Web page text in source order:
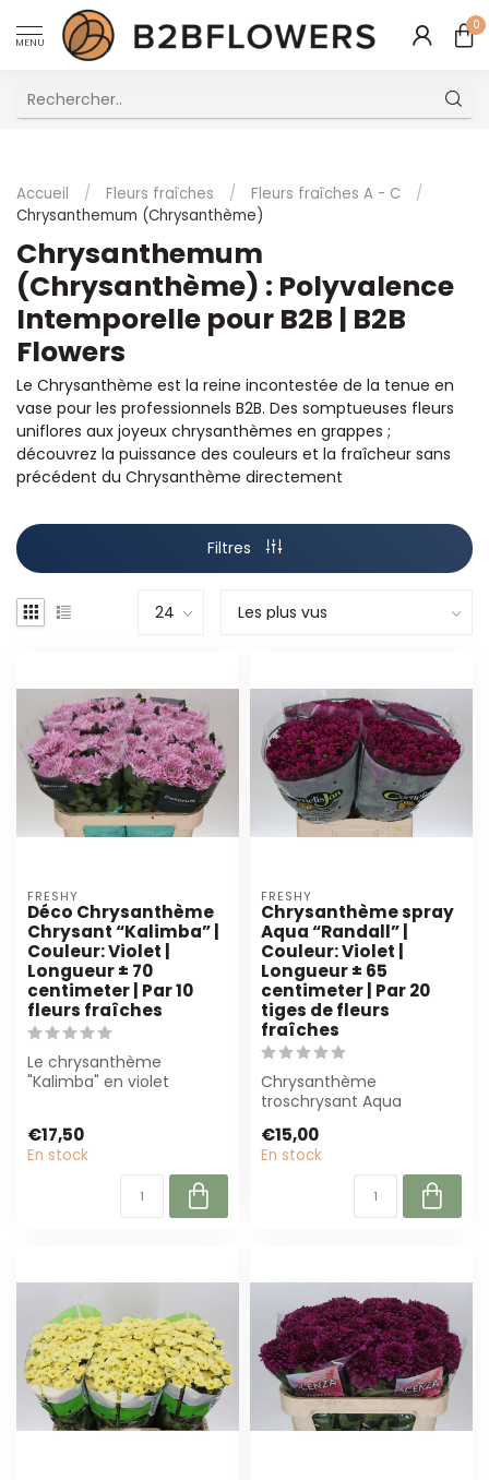
MENU
0
Accueil / Fleurs fraîches / Fleurs fraîches A - C
/
Chrysanthemum (Chrysanthème)
Chrysanthemum
(Chrysanthème) : Polyvalence
Intemporelle pour B2B | B2B
Flowers
Le Chrysanthème est la reine incontestée de la tenue en
vase pour les professionnels B2B. Des somptueuses fleurs
uniflores aux joyeux chrysanthèmes en grappes ;
découvrez la puissance des couleurs et la fraîcheur sans
précédent du Chrysanthème directement
Filtres
FRESHY
Déco Chrysanthème
Chrysant “Kalimba” |
Couleur: Violet |
Longueur ± 70
centimeter | Par 10
fleurs fraîches
Le chrysanthème
"Kalimba" en violet
€17,50
En stock
FRESHY
Chrysanthème spray
Aqua “Randall” |
Couleur: Violet |
Longueur ± 65
centimeter | Par 20
tiges de fleurs
fraîches
Chrysanthème
troschrysant Aqua
de long. Par 20 tiges....
€15,00
En stock